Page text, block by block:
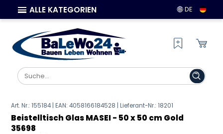
ALLE KATEGORIEN DE
Art. Nr.: 155184 | EAN:4058166184528 | Lieferant-Nr.: 18201
Beistelltisch Glas MASEI - 50 x 50 cm Gold
35698